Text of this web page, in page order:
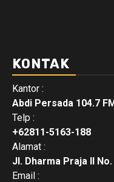
KONTAK
Kantor :
Abdi Persada 104.7 FM
Telp :
+62811-5163-188
Alamat :
Jl. Dharma Praja II No.
Email :